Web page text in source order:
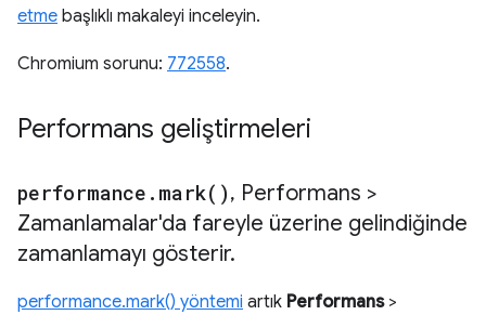
etme başlıklı makaleyi inceleyin.
Chromium sorunu: 772558.
Performans geliştirmeleri
performance . mark( ), Performans >
Zamanlamalar'da fareyle üzerine gelindiğinde
zamanlamayı gösterir.
performance.mark() yöntemi artık Performans>